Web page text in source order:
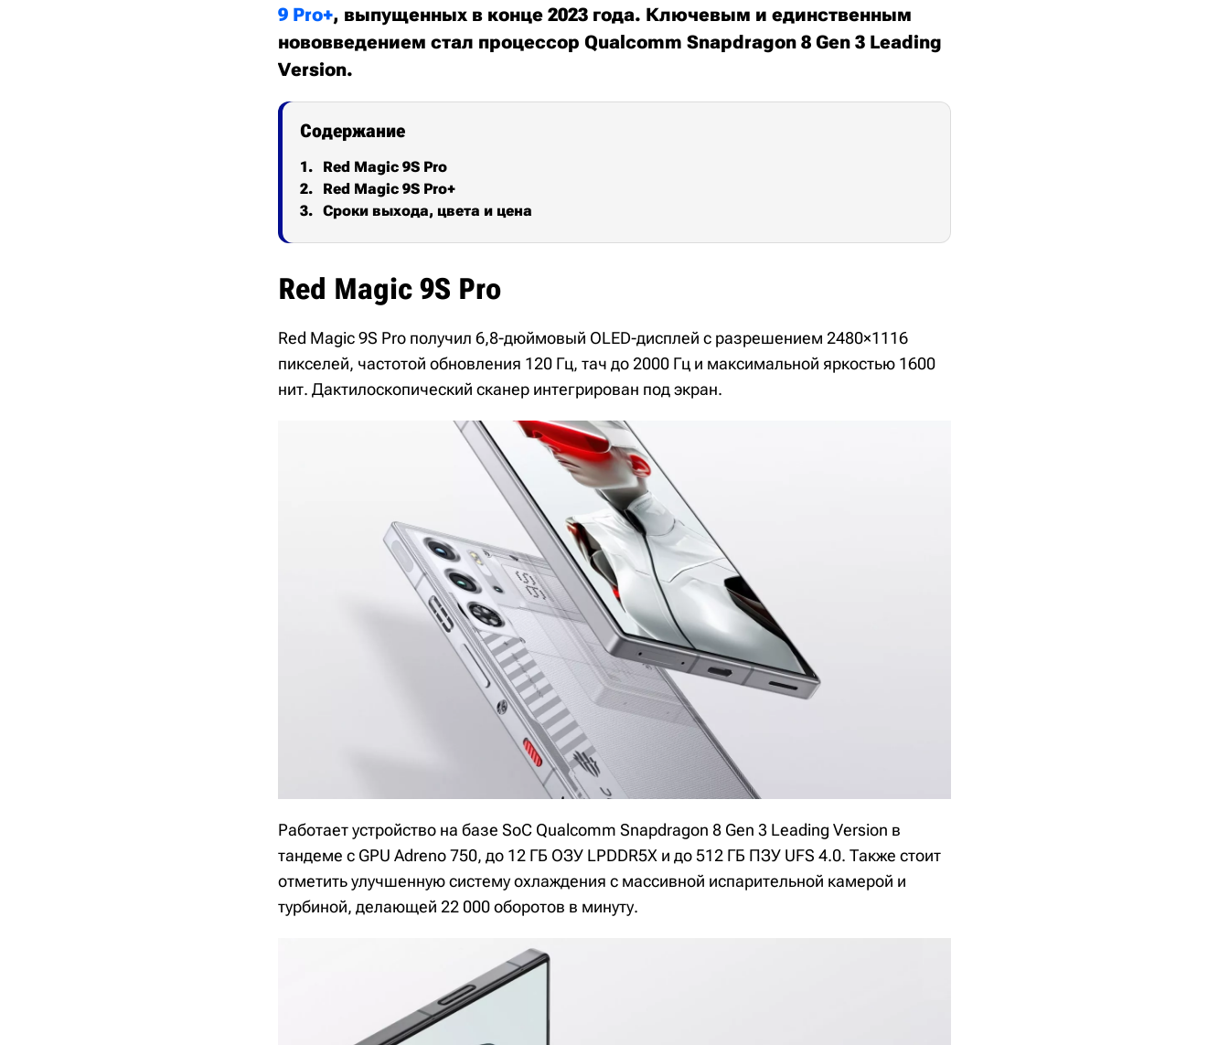
9 Pro+, выпущенных в конце 2023 года. Ключевым и единственным
нововведением стал процессор Qualcomm Snapdragon 8 Gen 3 Leading
Version.
Содержание
Red Magic 9S Pro
Red Magic 9S Pro+
Сроки выхода, цвета и цена
Red Magic 9S Pro
Red Magic 9S Pro получил 6,8-дюймовый OLED-дисплей с разрешением 2480×1116
пикселей, частотой обновления 120 Гц, тач до 2000 Гц и максимальной яркостью 1600
нит. Дактилоскопический сканер интегрирован под экран.
Работает устройство на базе SoC Qualcomm Snapdragon 8 Gen 3 Leading Version в
тандеме с GPU Adreno 750, до 12 ГБ ОЗУ LPDDR5X и до 512 ГБ ПЗУ UFS 4.0. Также стоит
отметить улучшенную систему охлаждения с массивной испарительной камерой и
турбиной, делающей 22 000 оборотов в минуту.